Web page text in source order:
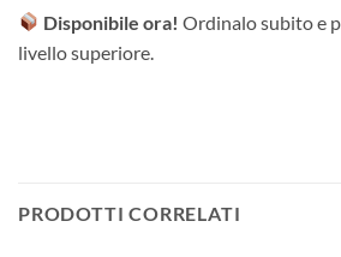
Disponibile ora! Ordinalo subito e
livello superiore.
PRODOTTI CORRELATI